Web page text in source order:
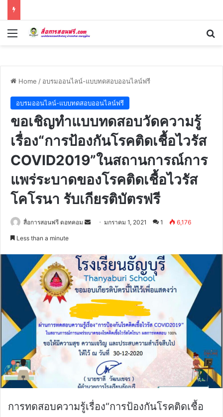
Menu
Home / อบรมออนไลน์-แบบทดสอบออนไลน์ฟรี
อบรมออนไลน์-แบบทดสอบออนไลน์ฟรี
ขอเชิญทำแบบทดสอบวัดความรู้
เรื่อง“การป้องกันโรคติดเชื้อไวรัส
COVID2019”ในสถานการณ์การ
แพร่ระบาดของโรคติดเชื้อไวรัส
โคโรนา รับเกียรติบัตรฟรี
สื่อการสอนฟรี ดอทคอม
Sendมกราคม 1, 2021 1 6,176
Less than a minute
การทดสอบความรู้เรื่อง“การป้องกันโรคติดเชื้อ